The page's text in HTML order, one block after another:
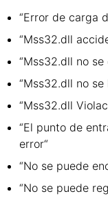
“Error de carga
“Mss32.dll
“Mss32.dll no se
“Mss32.dll no
“Mss32.dll
“El punto de
error“
“No se puede
“No se puede